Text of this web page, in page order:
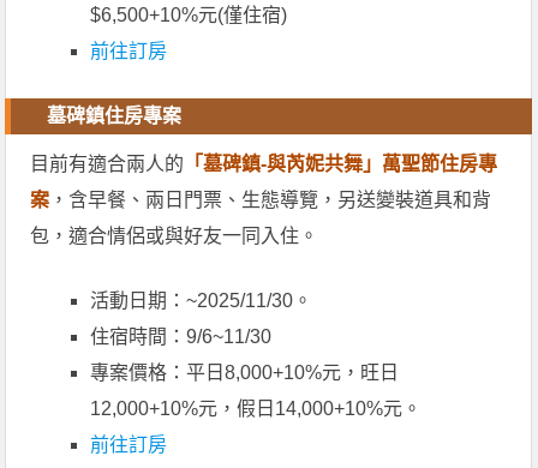
$6,500+10%元(僅住宿)
前往訂房
墓碑鎮住房專案
目前有適合兩人的 「墓碑鎮-與芮妮共舞」萬聖節住房專
案 ，含早餐、兩日門票、生態導覽，另送變裝道具和背
包，適合情侶或與好友一同入住。
活動日期：~2025/11/30。
住宿時間：9/6~11/30
專案價格：平日8,000+10%元，旺日
12,000+10%元，假日14,000+10%元。
前往訂房